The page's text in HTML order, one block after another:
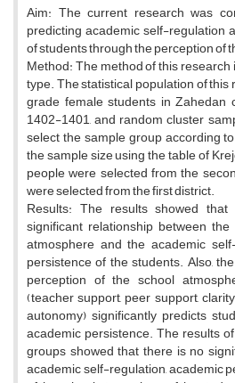
Aim: The current research was
predicting academic self-regulation
of students through the perception of
Method: The method of this
type. The statistical population of
grade female students in
1402-1401, and random cluster
select the sample group according
the sample size using the table of
people were selected from the
were selected from the first district.
Results: The results showed
significant relationship between
atmosphere and the academic
persistence of the students. Also,
perception of the school
(teacher support, peer support,
autonomy) significantly predicts
academic persistence. The results
groups showed that there is no
academic self-regulation, academic